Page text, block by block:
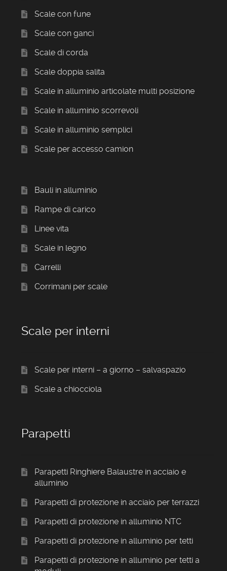
Scale con fune
Scale con ganci
Scale di corda
Scale doppia salita
Scale in alluminio articolate multi posizione
Scale in alluminio scorrevoli
Scale in alluminio semplici
Scale per accesso camion
Bauli in alluminio
Rampe di carico
Linee vita
Scale in legno
Carrelli
Corrimani per scale
Scale per interni
Scale per interni – a giorno – salvaspazio
Scale a chiocciola
Parapetti
Parapetti Ringhiere Balaustre in acciaio e
alluminio
Parapetti di protezione in acciaio per terrazzi
Parapetti di protezione in alluminio NTC
Parapetti di protezione in alluminio per tetti
Parapetti di protezione in alluminio per tetti a